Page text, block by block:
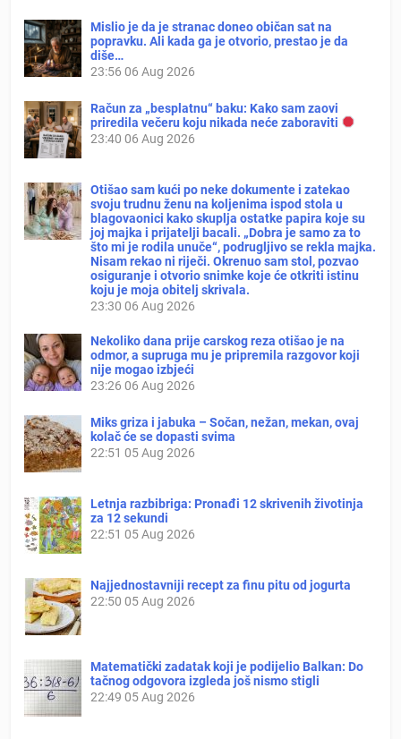
Mislio je da je stranac doneo običan sat na
popravku. Ali kada ga je otvorio, prestao je da
diše…
23:56 06 Aug 2026
Račun za „besplatnu“ baku: Kako sam zaovi
priredila večeru koju nikada neće zaboraviti
23:40 06 Aug 2026
Otišao sam kući po neke dokumente i zatekao
svoju trudnu ženu na koljenima ispod stola u
blagovaonici kako skuplja ostatke papira koje su
joj majka i prijatelji bacali. „Dobra je samo za to
što mi je rodila unuče“, podrugljivo se rekla majka.
Nisam rekao ni riječi. Okrenuo sam stol, pozvao
osiguranje i otvorio snimke koje će otkriti istinu
koju je moja obitelj skrivala.
23:30 06 Aug 2026
Nekoliko dana prije carskog reza otišao je na
odmor, a supruga mu je pripremila razgovor koji
nije mogao izbjeći
23:26 06 Aug 2026
Miks griza i jabuka – Sočan, nežan, mekan, ovaj
kolač će se dopasti svima
22:51 05 Aug 2026
Letnja razbibriga: Pronađi 12 skrivenih životinja
za 12 sekundi
22:51 05 Aug 2026
Najjednostavniji recept za finu pitu od jogurta
22:50 05 Aug 2026
Matematički zadatak koji je podijelio Balkan: Do
tačnog odgovora izgleda još nismo stigli
22:49 05 Aug 2026